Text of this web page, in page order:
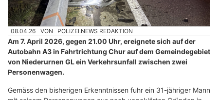
08.04.26 VON POLIZEI.NEWS REDAKTION
Am 7. April 2026, gegen 21.00 Uhr, ereignete sich auf der
Autobahn A3 in Fahrtrichtung Chur auf dem Gemeindegebiet
von Niederurnen GL ein Verkehrsunfall zwischen zwei
Personenwagen.
Gemäss den bisherigen Erkenntnissen fuhr ein 31-jähriger Mann